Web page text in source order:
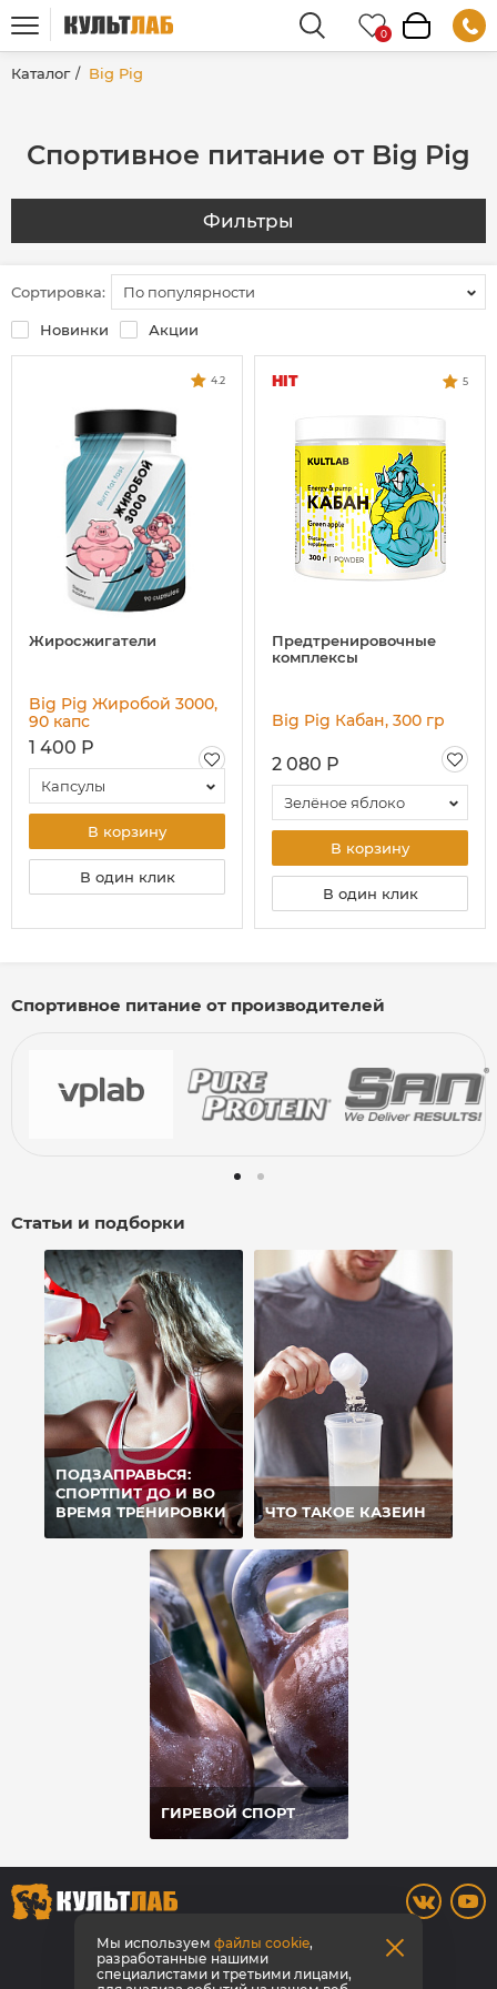
Каталог Big Pig
Спортивное питание от Big Pig
Фильтры
Сортировка: По популярности
Новинки Акции
Жиросжигатели
Big Pig Жиробой 3000,
90 капс
4.2
1 400 Р
Капсулы
В корзину
В один клик
Предтренировочные
комплексы
Big Pig Кабан, 300 гр
HIT 5
2 080 Р
Зелёное яблоко
В корзину
В один клик
Спортивное питание от производителей
Статьи и подборки
ПОДЗАПРАВЬСЯ:
СПОРТПИТ ДО И ВО
ВРЕМЯ ТРЕНИРОВКИ
ЧТО ТАКОЕ КАЗЕИН
ГИРЕВОЙ СПОРТ
8 800 700-42-31
Заказать звонок
Мы используемфайлы cookie,
разработанные нашими
специалистами и третьими лицами,